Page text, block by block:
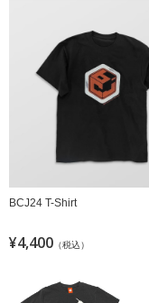
BCJ24 T-Shirt
¥4,400 （税込）